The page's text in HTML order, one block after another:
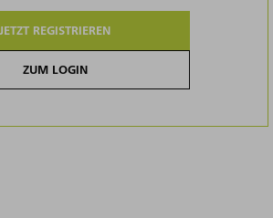
JETZT REGISTRIEREN
ZUM LOGIN